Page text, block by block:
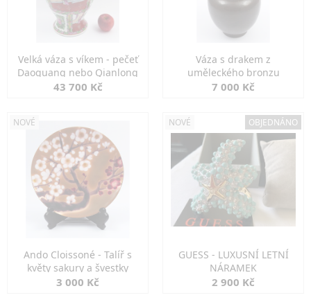
Velká váza s víkem - pečeť
Daoguang nebo Qianlong
43 700 Kč
Váza s drakem z
uměleckého bronzu
7 000 Kč
NOVÉ
Ando Cloissoné - Talíř s
květy sakury a švestky
3 000 Kč
NOVÉ OBJEDNÁNO
GUESS - LUXUSNÍ LETNÍ
NÁRAMEK
2 900 Kč